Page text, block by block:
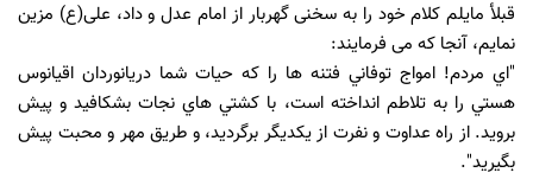
قبلأ مايلم كلام خود را به سخنى گهربار از امام عدل و داد، على(ع) مزين
نمايم، آنجا كه مى فرمايند:
"اي مردم! امواج توفاني فتنه‌ ها را كه حيات شما دريانوردان اقيانوس
هستي را به تلاطم انداخته است، با كشتي‌ هاي نجات بشكافيد و پيش
برويد. از راه عداوت و نفرت از يكديگر برگرديد، و طريق مهر و محبت پيش
بگيريد".